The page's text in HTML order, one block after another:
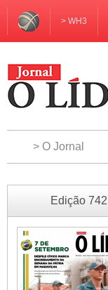
> WH3
> O Jornal
Edição 742